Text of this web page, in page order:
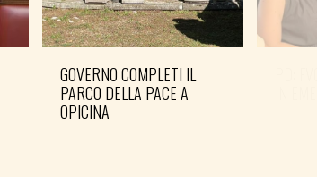
GOVERNO COMPLETI IL
PARCO DELLA PACE A
OPICINA